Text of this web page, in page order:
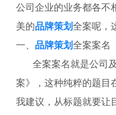
公司企业的业务都各不
美的品牌策划全案呢，
一、 品牌策划全案案名
全案案名就是公司
案》，这种纯粹的题目
我建议，从标题就要让